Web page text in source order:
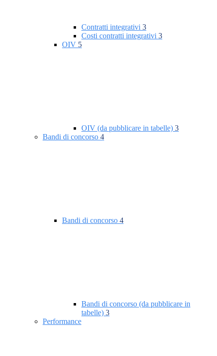
Contratti integrativi 3
Costi contratti integrativi 3
OIV 5
OIV (da pubblicare in tabelle) 3
Bandi di concorso 4
Bandi di concorso 4
Bandi di concorso (da pubblicare in
tabelle) 3
Performance